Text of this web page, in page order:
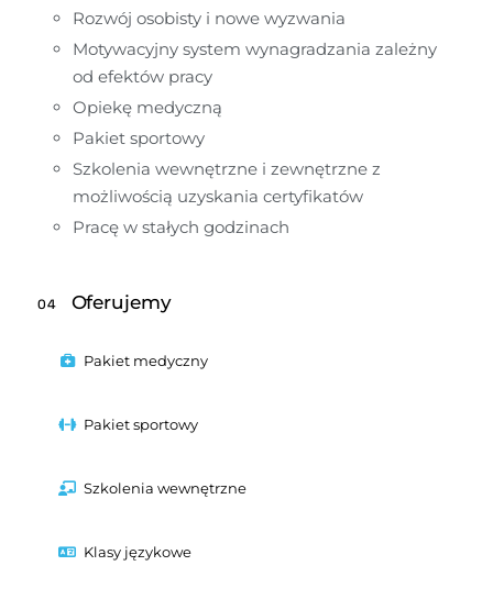
Rozwój osobisty i nowe wyzwania
Motywacyjny system wynagradzania zależny
od efektów pracy
Opiekę medyczną
Pakiet sportowy
Szkolenia wewnętrzne i zewnętrzne z
możliwością uzyskania certyfikatów
Pracę w stałych godzinach
04 Oferujemy
Pakiet medyczny
Pakiet sportowy
Szkolenia wewnętrzne
Klasy językowe